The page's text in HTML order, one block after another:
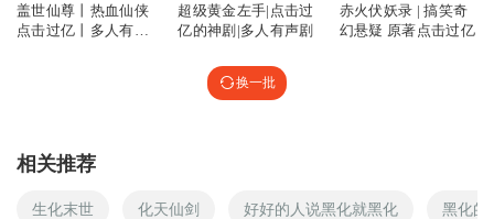
盖世仙尊丨热血仙侠
点击过亿丨多人有声
超级黄金左手|点击过
亿的神剧|多人有声剧
赤火伏妖录 | 搞笑奇
幻悬疑 原著点击过亿
换一批
相关推荐
生化末世 化天仙剑 好好的人说黑化就黑化 黑化的